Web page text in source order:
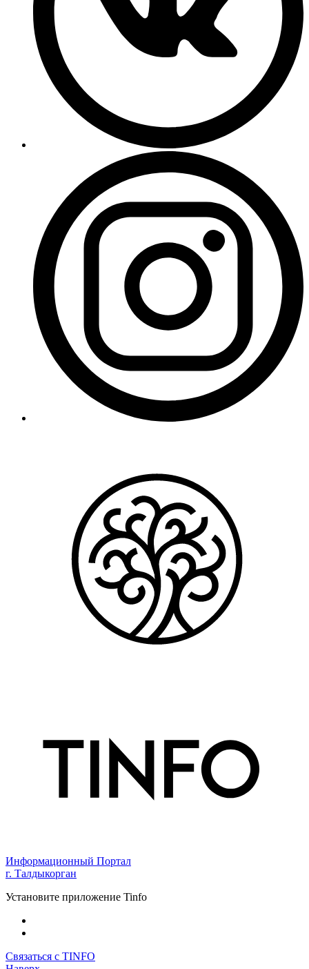
Информационный Портал
г. Талдыкорган
Установите приложение Tinfo
Связаться с TINFO